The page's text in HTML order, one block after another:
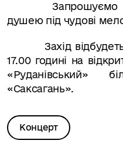
Запрошуємо
душею під чудові
Захід
17.00 годині на
«Руданівський»
«Саксагань».
Концерт